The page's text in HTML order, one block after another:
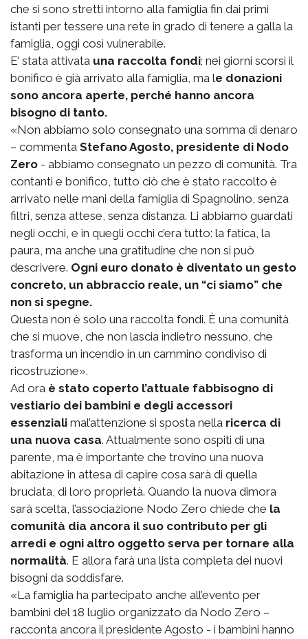
che si sono stretti intorno alla famiglia fin dai primi
istanti per tessere una rete in grado di tenere a galla la
famiglia, oggi così vulnerabile.
E’ stata attivata una raccolta fondi; nei giorni scorsi il
bonifico è già arrivato alla famiglia, ma le donazioni
sono ancora aperte, perché hanno ancora
bisogno di tanto.
«Non abbiamo solo consegnato una somma di denaro
– commenta Stefano Agosto, presidente di Nodo
Zero - abbiamo consegnato un pezzo di comunità. Tra
contanti e bonifico, tutto ciò che è stato raccolto è
arrivato nelle mani della famiglia di Spagnolino, senza
filtri, senza attese, senza distanza. Li abbiamo guardati
negli occhi, e in quegli occhi c’era tutto: la fatica, la
paura, ma anche una gratitudine che non si può
descrivere. Ogni euro donato è diventato un gesto
concreto, un abbraccio reale, un “ci siamo” che
non si spegne.
Questa non è solo una raccolta fondi. È una comunità
che si muove, che non lascia indietro nessuno, che
trasforma un incendio in un cammino condiviso di
ricostruzione».
Ad ora è stato coperto l’attuale fabbisogno di
vestiario dei bambini e degli accessori
essenziali mal’attenzione si sposta nella ricerca di
una nuova casa. Attualmente sono ospiti di una
parente, ma è importante che trovino una nuova
abitazione in attesa di capire cosa sarà di quella
bruciata, di loro proprietà. Quando la nuova dimora
sarà scelta, l’associazione Nodo Zero chiede che la
comunità dia ancora il suo contributo per gli
arredi e ogni altro oggetto serva per tornare alla
normalità. E allora farà una lista completa dei nuovi
bisogni da soddisfare.
«La famiglia ha partecipato anche all’evento per
bambini del 18 luglio organizzato da Nodo Zero –
racconta ancora il presidente Agosto - i bambini hanno